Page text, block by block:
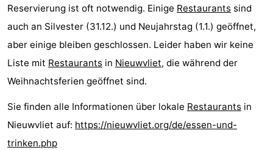
Reservierung ist oft notwendig. Einige Restaurants sind
auch an Silvester (31.12.) und Neujahrstag (1.1.) geöffnet,
aber einige bleiben geschlossen. Leider haben wir keine
Liste mit Restaurants in Nieuwvliet, die während der
Weihnachtsferien geöffnet sind.
Sie finden alle Informationen über lokale Restaurants in
Nieuwvliet auf: https://nieuwvliet.org/de/essen-und-
trinken.php